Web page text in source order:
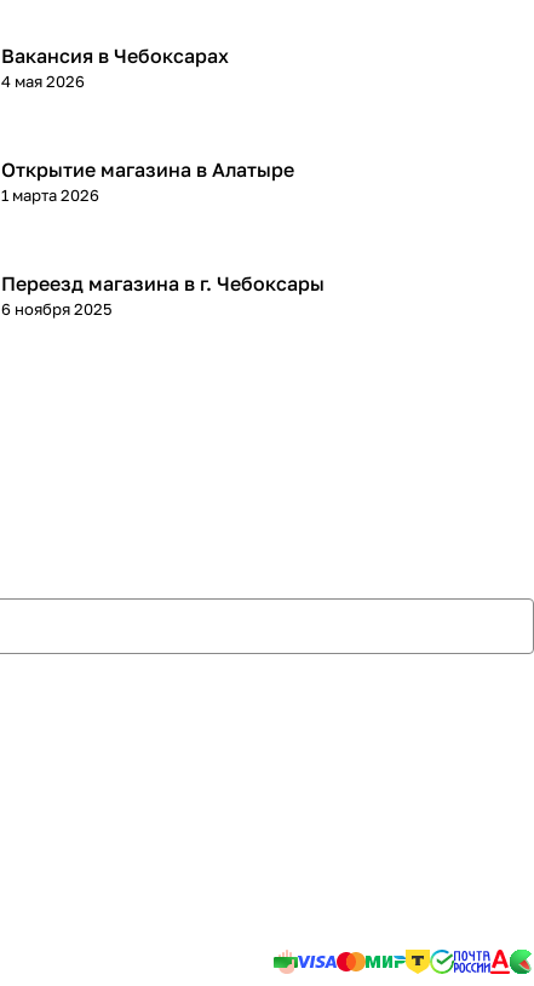
Вакансия в Чебоксарах
4 мая 2026
Открытие магазина в Алатыре
1 марта 2026
Переезд магазина в г. Чебоксары
6 ноября 2025